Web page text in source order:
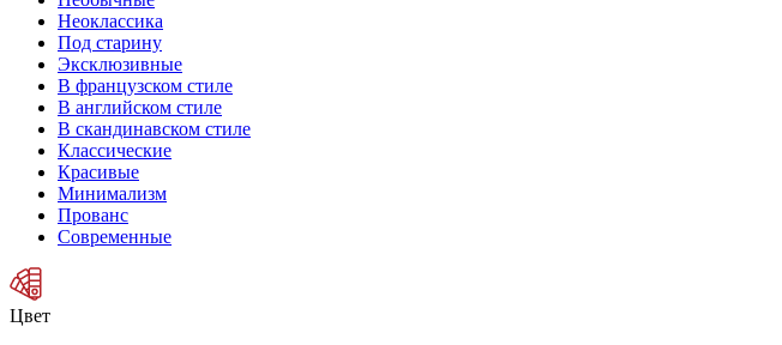
Неоклассика
Под старину
Эксклюзивные
В французском стиле
В английском стиле
В скандинавском стиле
Классические
Красивые
Минимализм
Прованс
Современные
Цвет